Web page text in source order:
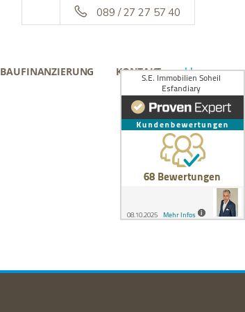
089 / 27 27 57 40
BAUFINANZIERUNG KONTAKT ||